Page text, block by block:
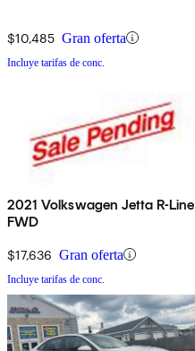
$10,485 Gran oferta
Incluye tarifas de conc.
2021 Volkswagen Jetta R-Line
FWD
$17,636 Gran oferta
Incluye tarifas de conc.